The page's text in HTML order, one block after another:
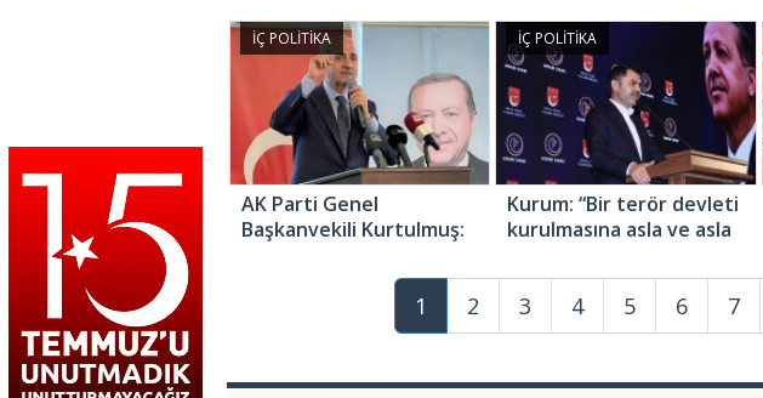
dolayı bir hayli endişeli”
çevirdiler”
İÇ POLİTİKA
AK Parti Genel
Başkanvekili Kurtulmuş:
100 yılını belirleyecek
İÇ POLİTİKA
Kurum: “Bir terör devleti
kurulmasına asla ve asla
1 2 3 4 5 6 7